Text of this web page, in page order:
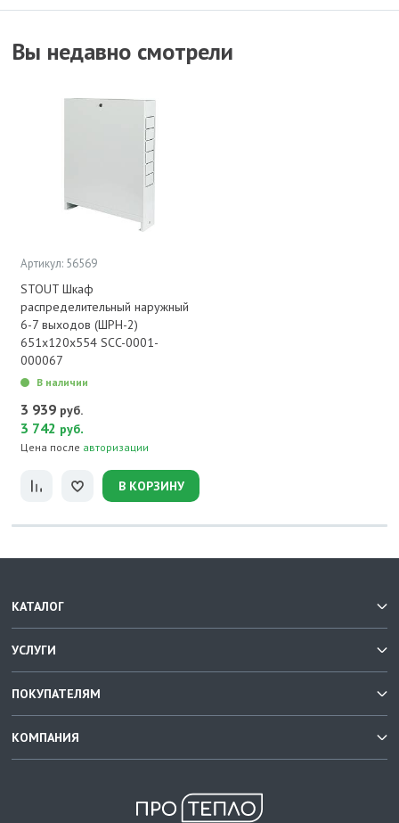
Вы недавно смотрели
Артикул: 56569
STOUT Шкаф
распределительный наружный
6-7 выходов (ШРН-2)
651х120х554 SCC-0001-
000067
В наличии
3 939 руб.
3 742 руб.
Цена после авторизации
В КОРЗИНУ
КАТАЛОГ
УСЛУГИ
ПОКУПАТЕЛЯМ
КОМПАНИЯ